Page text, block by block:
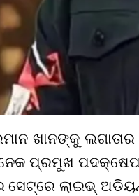
ଖାନଙ୍କୁ
ପ୍ରମୁଖ ପଦକ୍ଷେପ
ସେଟ୍‌ରେ ଲାଇଭ୍‌